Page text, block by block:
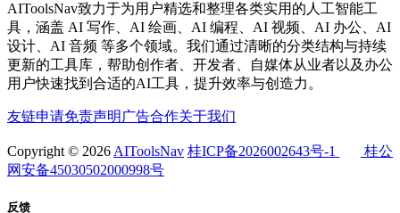
AIToolsNav致力于为用户精选和整理各类实用的人工智能工
具，涵盖 AI 写作、AI 绘画、AI 编程、AI 视频、AI 办公、AI
设计、AI 音频 等多个领域。我们通过清晰的分类结构与持续
更新的工具库，帮助创作者、开发者、自媒体从业者以及办公
用户快速找到合适的AI工具，提升效率与创造力。
友链申请免责声明 广告合作关于我们
Copyright © 2026 AIToolsNav 桂ICP备2026002643号-1
桂公
网安备45030502000998号
反馈